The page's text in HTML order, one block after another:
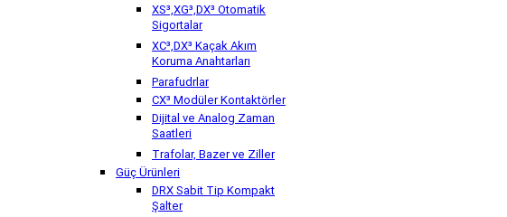
XS³,XG³,DX³ Otomatik
Sigortalar
XC³,DX³ Kaçak Akım
Koruma Anahtarları
Parafudrlar
CX³ Modüler Kontaktörler
Dijital ve Analog Zaman
Saatleri
Trafolar, Bazer ve Ziller
Güç Ürünleri
DRX Sabit Tip Kompakt
Şalter